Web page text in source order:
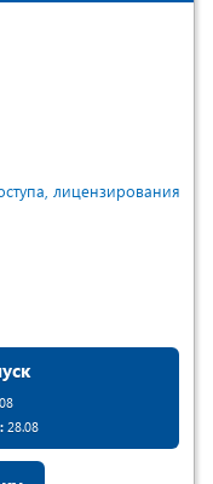
лицензирования
28.08